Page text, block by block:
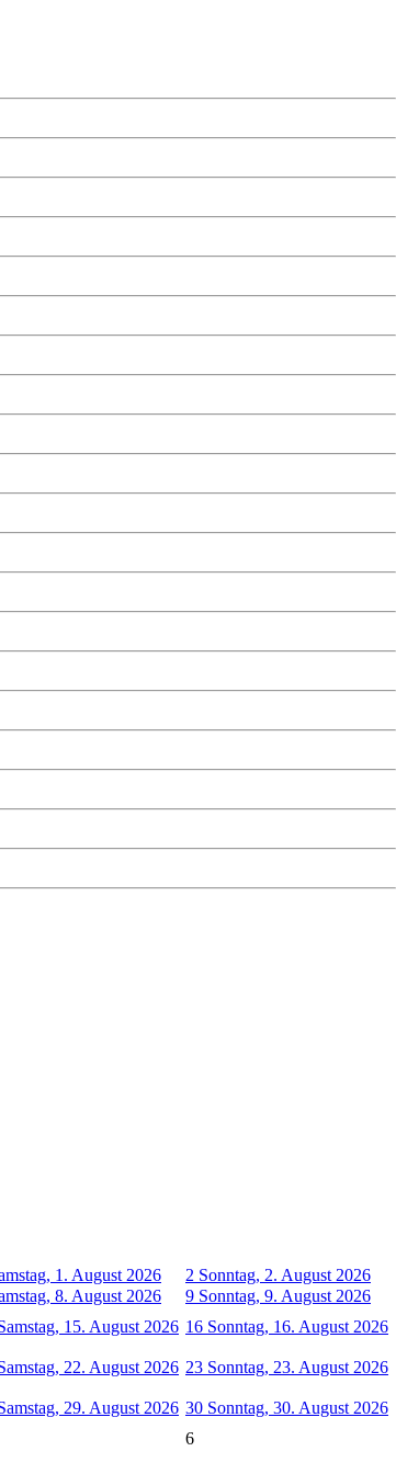
1. August 2026 2 Sonntag, 2. August 2026
8. August 2026 9 Sonntag, 9. August 2026
15. August 2026 16 Sonntag, 16. August 2026
22. August 2026 23 Sonntag, 23. August 2026
29. August 2026 30 Sonntag, 30. August 2026
6